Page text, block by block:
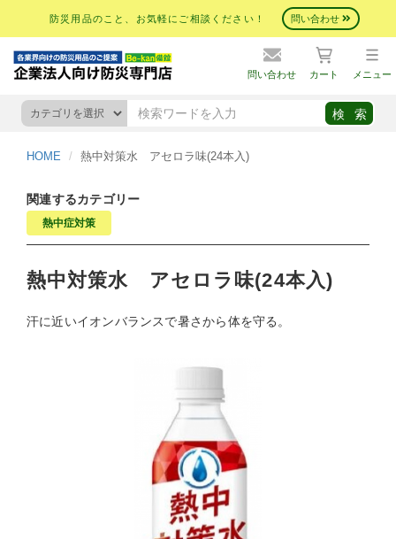
防災用品のこと、お気軽にご相談ください！ 問い合わせ
問い合わせ カート メニュー
HOME 熱中対策水 アセロラ味(24本入)
関連するカテゴリー
熱中症対策
熱中対策水 アセロラ味(24本入)
汗に近いイオンバランスで暑さから体を守る。